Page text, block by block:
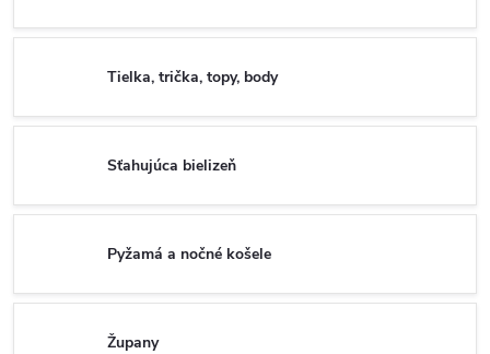
Tielka, trička, topy, body
Sťahujúca bielizeň
Pyžamá a nočné košele
Župany